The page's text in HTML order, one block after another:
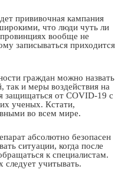
прививочная кампания
что люди чуть ли
вообще не
записываться приходится
граждан можно назвать
так и меры воздействия на
защищаться от COVID-19 с
ученых. Кстати,
во всем мире.
абсолютно безопасен
ситуации, когда после
к специалистам.
учитывать.